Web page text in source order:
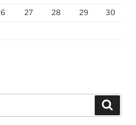
27 28 29 30